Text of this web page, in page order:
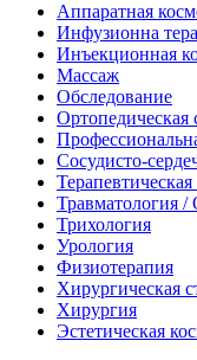
Аппаратная
Инфузионна
Инъекционная
Массаж
Обследование
Ортопедическая
Сосудисто-
Травматология /
Трихология
Урология
Физиотерапия
Хирургическая
Хирургия
Эстетическая